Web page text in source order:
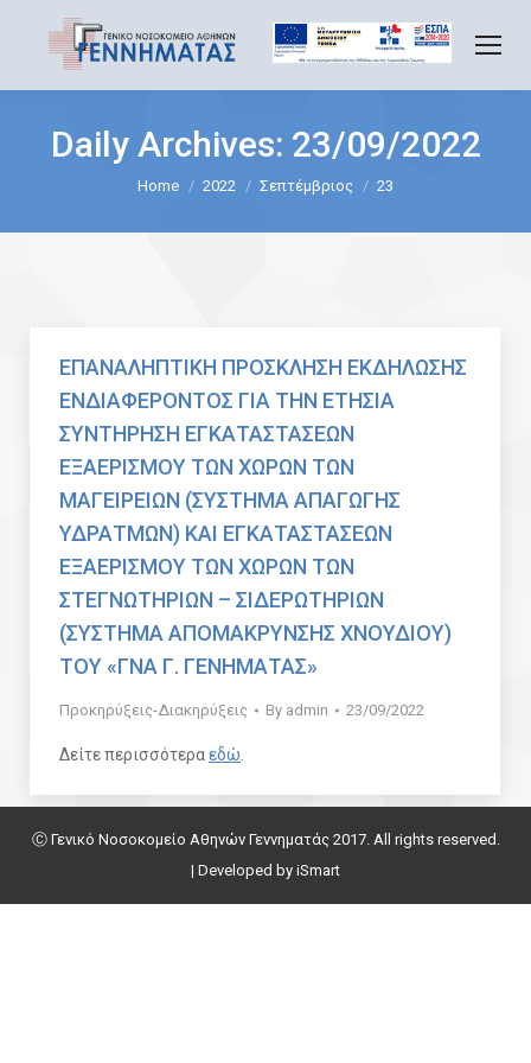
Daily Archives: 23/09/2022
Home 2022 Σεπτέμβριος 23
ΕΠΑΝΑΛΗΠΤΙΚΗ ΠΡΟΣΚΛΗΣΗ ΕΚΔΗΛΩΣΗΣ
ΕΝΔΙΑΦΕΡΟΝΤΟΣ ΓΙΑ ΤΗΝ ΕΤΗΣΙΑ
ΣΥΝΤΗΡΗΣΗ ΕΓΚΑΤΑΣΤΑΣΕΩΝ
ΕΞΑΕΡΙΣΜΟΥ ΤΩΝ ΧΩΡΩΝ ΤΩΝ
ΜΑΓΕΙΡΕΙΩΝ (ΣΥΣΤΗΜΑ ΑΠΑΓΩΓΗΣ
ΥΔΡΑΤΜΩΝ) ΚΑΙ ΕΓΚΑΤΑΣΤΑΣΕΩΝ
ΕΞΑΕΡΙΣΜΟΥ ΤΩΝ ΧΩΡΩΝ ΤΩΝ
ΣΤΕΓΝΩΤΗΡΙΩΝ – ΣΙΔΕΡΩΤΗΡΙΩΝ
(ΣΥΣΤΗΜΑ ΑΠΟΜΑΚΡΥΝΣΗΣ ΧΝΟΥΔΙΟΥ)
ΤΟΥ «ΓΝΑ Γ. ΓΕΝΗΜΑΤΑΣ»
Προκηρύξεις-Διακηρύξεις By admin 23/09/2022
Δείτε περισσότεραεδώ
Ⓒ Γενικό Νοσοκομείο Αθηνών Γεννηματάς 2017. All rights reserved.
| Developed by iSmart